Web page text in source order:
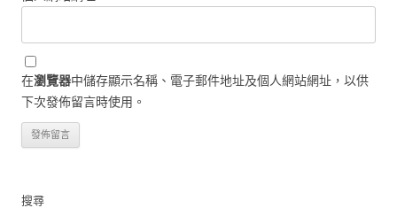
在瀏覽器中儲存顯示名稱、電子郵件地址及個人網站網址，以供
下次發佈留言時使用。
搜尋